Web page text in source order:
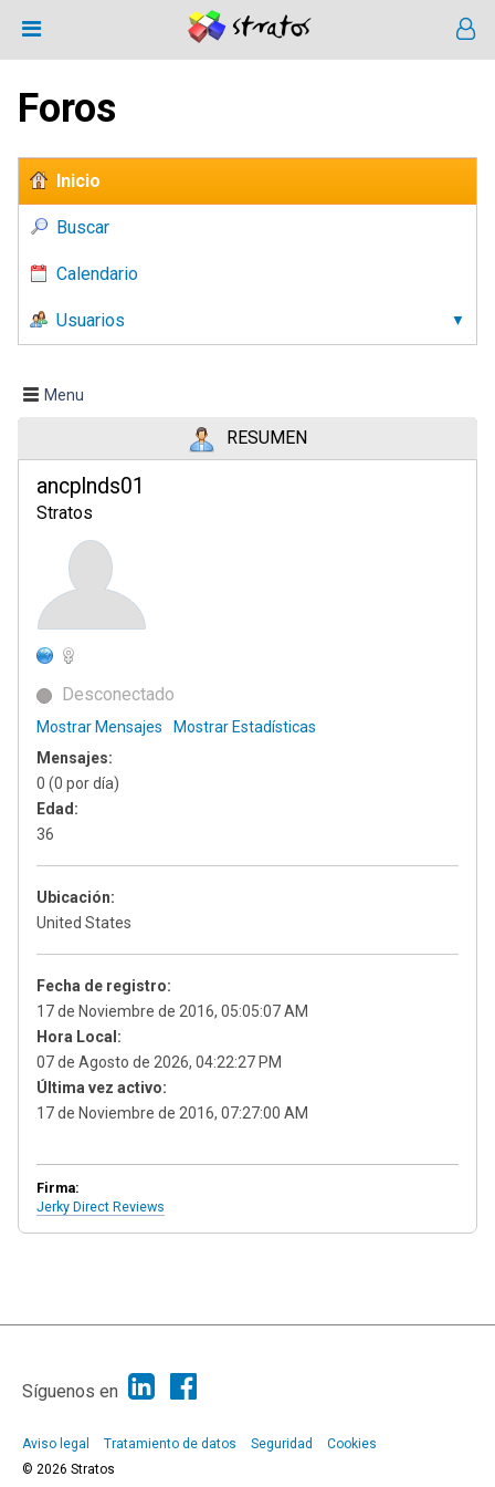
Foros
Inicio
Buscar
Calendario
Usuarios
Menu
RESUMEN
ancplnds01
Stratos
Desconectado
Mostrar Mensajes
Mostrar Estadísticas
Mensajes:
0 (0 por día)
Edad:
36
Ubicación:
United States
Fecha de registro:
17 de Noviembre de 2016, 05:05:07 AM
Hora Local:
07 de Agosto de 2026, 04:22:27 PM
Última vez activo:
17 de Noviembre de 2016, 07:27:00 AM
Firma:
Jerky Direct Reviews
|
Síguenos en
Aviso legal Tratamiento de datos Seguridad
Cookies
© 2026 Stratos